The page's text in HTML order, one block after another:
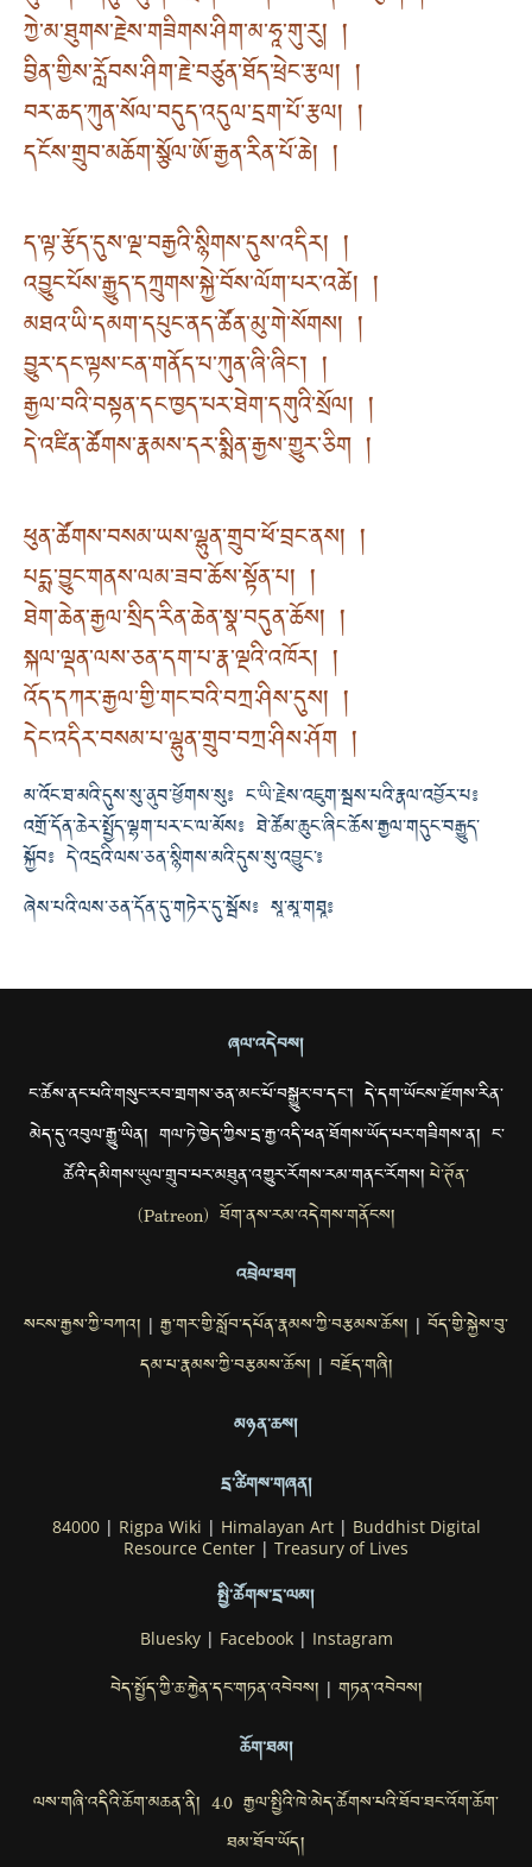
ཀྱེ་མ་ཐུགས་རྗེས་གཟིགས་ཤིག་མ་ཧཱ་གུ་རུ། །
བྱིན་གྱིས་རློབས་ཤིག་རྗེ་བཙུན་ཐོད་ཕྲེང་རྩལ། །
བར་ཆད་ཀུན་སོལ་བདུད་འདུལ་དྲག་པོ་རྩལ། །
དངོས་གྲུབ་མཆོག་སྩོལ་ཨོ་རྒྱན་རིན་པོ་ཆེ། །
ད་ལྟ་རྩོད་དུས་ལྔ་བརྒྱའི་སྙིགས་དུས་འདིར། །
འབྱུང་པོས་རྒྱུད་དཀྲུགས་སྐྱེ་བོས་ལོག་པར་འཚེ། །
མཐའ་ཡི་དམག་དཔུང་ནད་ཚོན་མུ་གེ་སོགས། །
བྱུར་དང་ལྟས་ངན་གནོད་པ་ཀུན་ཞི་ཞིང༌། །
རྒྱལ་བའི་བསྟན་དང་ཁྱད་པར་ཐེག་དགུའི་སྲོལ། །
དེ་འཛིན་ཚོགས་རྣམས་དར་སྨིན་རྒྱས་གྱུར་ཅིག །
ཕུན་ཚོགས་བསམ་ཡས་ལྷུན་གྲུབ་ཕོ་བྲང་ནས། །
པདྨ་བྱུང་གནས་ལམ་ཟབ་ཆོས་སྟོན་པ། །
ཐེག་ཆེན་རྒྱལ་སྲིད་རིན་ཆེན་སྣ་བདུན་ཆོས། །
སྐལ་ལྡན་ལས་ཅན་དག་པ་རྣ་ལྔའི་འཁོར། །
འོད་དཀར་རྒྱལ་གྱི་གང་བའི་བཀྲ་ཤིས་དུས། །
དེང་འདིར་བསམ་པ་ལྷུན་གྲུབ་བཀྲ་ཤིས་ཤོག །
མ་འོང་ཐ་མའི་དུས་སུ་ནུབ་ཕྱོགས་སུ༔ ང་ཡི་རྗེས་འཇུག་སྦས་པའི་རྣལ་འབྱོར་པ༔
འགྲོ་དོན་ཆེར་སྤྱོད་ལྷག་པར་ང་ལ་མོས༔ ཐེ་ཚོམ་ཆུང་ཞིང་ཆོས་རྒྱལ་གདུང་བརྒྱུད་
སྐྱོབ༔ དེ་འདྲའི་ལས་ཅན་སྙིགས་མའི་དུས་སུ་འབྱུང་༔
ཞེས་པའི་ལས་ཅན་དོན་དུ་གཏེར་དུ་སྦོས༔ སཱ་མཱ་གཐཱ༔
ཞལ་འདེབས།
ང་ཚོས་ནང་པའི་གསུང་རབ་གྲགས་ཅན་མང་པོ་བསྒྱུར་བ་དང་། དེ་དག་ཡོངས་རྫོགས་རིན་
མེད་དུ་འབུལ་རྒྱུ་ཡིན། གལ་ཏེ་ཁྱེད་ཀྱིས་དྲ་རྒྱ་འདི་ཕན་ཐོགས་ཡོད་པར་གཟིགས་ན། ང་
ཚོའི་དམིགས་ཡུལ་གྲུབ་པར་མཐུན་འགྱུར་རོགས་རམ་གནང་རོགས།པེ་ཊོན་
(Patreon) ཐོག་ནས་རམ་འདེགས་གནོངས།
འབྲེལ་ཐག
སངས་རྒྱས་ཀྱི་བཀའ། | རྒྱ་གར་གྱི་སློབ་དཔོན་རྣམས་ཀྱི་བརྩམས་ཆོས། | བོད་གྱི་སྐྱེས་བུ་
དམ་པ་རྣམས་ཀྱི་བརྩམས་ཆོས། | བརྗོད་གཞི།
མཉན་ཆས།
དྲ་ཚིགས་གཞན།
84000| Rigpa Wiki | Himalayan Art| Buddhist Digital
Resource Center | Treasury of Lives
སྤྱི་ཚོགས་དྲ་ལམ།
Bluesky| Facebook| Instagram
བེད་སྤྱོད་ཀྱི་ཆ་རྐྱེན་དང་གཏན་འབེབས། | གཏན་འབེབས།
ཆོག་ཐམ།
ལས་གཞི་འདིའི་ཆོག་མཆན་ནི། 4.0 རྒྱལ་སྤྱིའི་ཁེ་མེད་ཚོགས་པའི་ཐོབ་ཐང་འོག་ཆོག་
ཐམ་ཐོབ་ཡོད།